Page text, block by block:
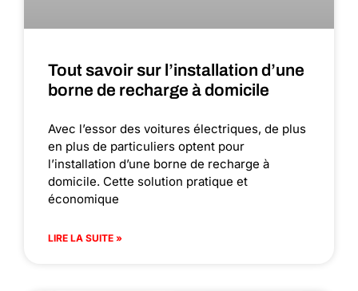
Tout savoir sur l’installation d’une
borne de recharge à domicile
Avec l’essor des voitures électriques, de plus
en plus de particuliers optent pour
l’installation d’une borne de recharge à
domicile. Cette solution pratique et
économique
LIRE LA SUITE »